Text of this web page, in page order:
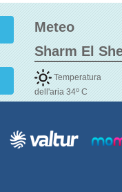
Meteo
Temperatura
dell'aria 34o C